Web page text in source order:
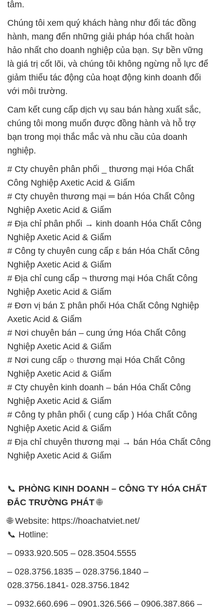
tâm.
Chúng tôi xem quý khách hàng như đối tác đồng
hành, mang đến những giải pháp hóa chất hoàn
hảo nhất cho doanh nghiệp của bạn. Sự bền vững
là giá trị cốt lõi, và chúng tôi không ngừng nỗ lực để
giảm thiểu tác động của hoạt động kinh doanh đối
với môi trường.
Cam kết cung cấp dịch vụ sau bán hàng xuất sắc,
chúng tôi mong muốn được đồng hành và hỗ trợ
bạn trong mọi thắc mắc và nhu cầu của doanh
nghiệp.
# Cty chuyên phân phối _ thương mại Hóa Chất
Công Nghiệp Axetic Acid & Giấm
# Cty chuyên thương mại ═ bán Hóa Chất Công
Nghiệp Axetic Acid & Giấm
# Địa chỉ phân phối → kinh doanh Hóa Chất Công
Nghiệp Axetic Acid & Giấm
# Công ty chuyên cung cấp ε bán Hóa Chất Công
Nghiệp Axetic Acid & Giấm
# Địa chỉ cung cấp ¬ thương mại Hóa Chất Công
Nghiệp Axetic Acid & Giấm
# Đơn vị bán Σ phân phối Hóa Chất Công Nghiệp
Axetic Acid & Giấm
# Nơi chuyên bán – cung ứng Hóa Chất Công
Nghiệp Axetic Acid & Giấm
# Nơi cung cấp ○ thương mại Hóa Chất Công
Nghiệp Axetic Acid & Giấm
# Cty chuyên kinh doanh – bán Hóa Chất Công
Nghiệp Axetic Acid & Giấm
# Công ty phân phối ( cung cấp ) Hóa Chất Công
Nghiệp Axetic Acid & Giấm
# Địa chỉ chuyên thương mại → bán Hóa Chất Công
Nghiệp Axetic Acid & Giấm
📞 PHÒNG KINH DOANH – CÔNG TY HÓA CHẤT
ĐẮC TRƯỜNG PHÁT🌐
🌐 Website: https://hoachatviet.net/
📞 Hotline:
– 0933.920.505 – 028.3504.5555
– 028.3756.1835 – 028.3756.1840 –
028.3756.1841- 028.3756.1842
– 0932.660.696 – 0901.326.566 – 0906.387.866 –